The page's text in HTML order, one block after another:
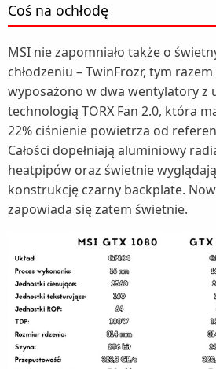
Coś na ochłodę
MSI nie zapomniało także o
chłodzeniu – TwinFrozr, tym
wyposażono w dwa wentylatory z
technologią TORX Fan 2.0, która
22% ciśnienie powietrza od
Całości dopełniają aluminiowy
heatpipów oraz świetnie
konstrukcję czarny backplate.
zapowiada się zatem świetnie.